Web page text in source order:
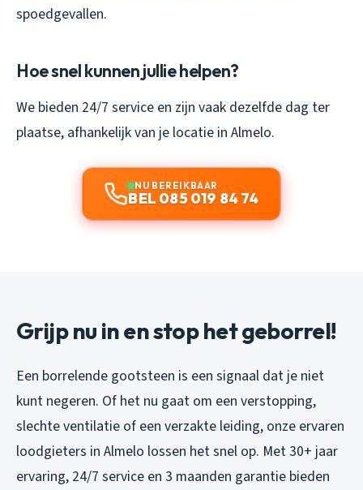
spoedgevallen.
Hoe snel kunnen jullie helpen?
We bieden 24/7 service en zijn vaak dezelfde dag ter
plaatse, afhankelijk van je locatie in Almelo.
NU BEREIKBAAR
BEL 085 019 84 74
Grijp nu in en stop het geborrel!
Een borrelende gootsteen is een signaal dat je niet
kunt negeren. Of het nu gaat om een verstopping,
slechte ventilatie of een verzakte leiding, onze ervaren
loodgieters in Almelo lossen het snel op. Met 30+ jaar
ervaring, 24/7 service en 3 maanden garantie bieden